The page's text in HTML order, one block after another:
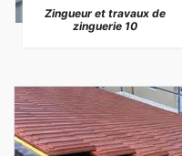
Zingueur et travaux de
zinguerie 10